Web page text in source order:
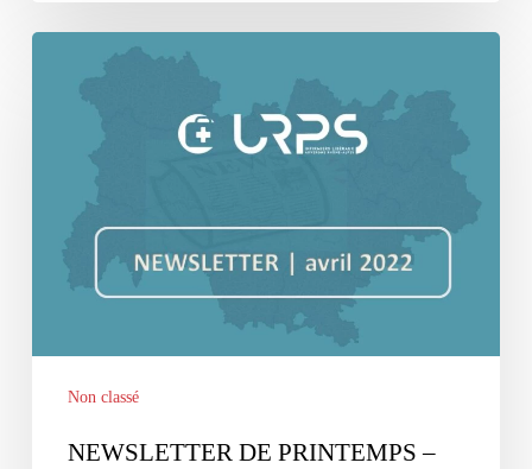
NEWSLETTER
PRINTEMPS
Non classé
NEWSLETTER DE PRINTEMPS –